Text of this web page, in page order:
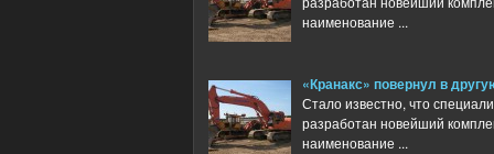
наименование ...
«Кранакс» повернул в
Стало известно, что
разработан новейший
наименование ...